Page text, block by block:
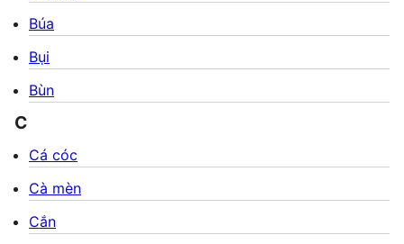
Búa
Bụi
Bùn
C
Cá cóc
Cà mèn
Cắn